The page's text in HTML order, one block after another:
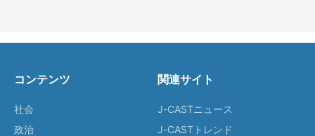
コンテンツ
社会
政治
関連サイト
J-CASTニュース
J-CASTトレンド